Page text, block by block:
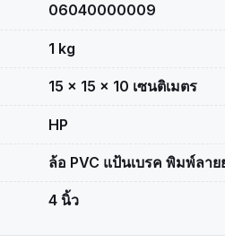
06040000009
1 kg
15 × 15 × 10 เซนติเมตร
HP
ล้อ PVC แป้นเบรค พิมพ์ลาย
4 นิ้ว